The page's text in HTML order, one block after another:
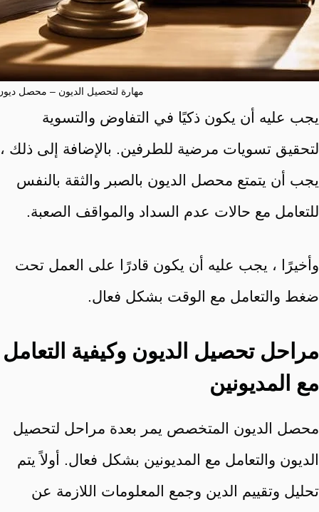
مهارة لتحصيل الديون – محصل
يجب عليه أن يكون ذكيًا في التفاوض والتسوية
لتحقيق تسويات مرضية للطرفين. بالإضافة إلى ذلك ،
يجب أن يتمتع محصل الديون بالصبر والثقة بالنفس
للتعامل مع حالات عدم السداد والمواقف الصعبة.
وأخيرًا ، يجب عليه أن يكون قادرًا على العمل تحت
ضغط والتعامل مع الوقت بشكل فعال.
مراحل تحصيل الديون وكيفية التعامل
مع المديونين
محصل الديون المتخصص يمر بعدة مراحل لتحصيل
الديون والتعامل مع المديونين بشكل فعال. أولاً يتم
تحليل وتقييم الدين وجمع المعلومات اللازمة عن